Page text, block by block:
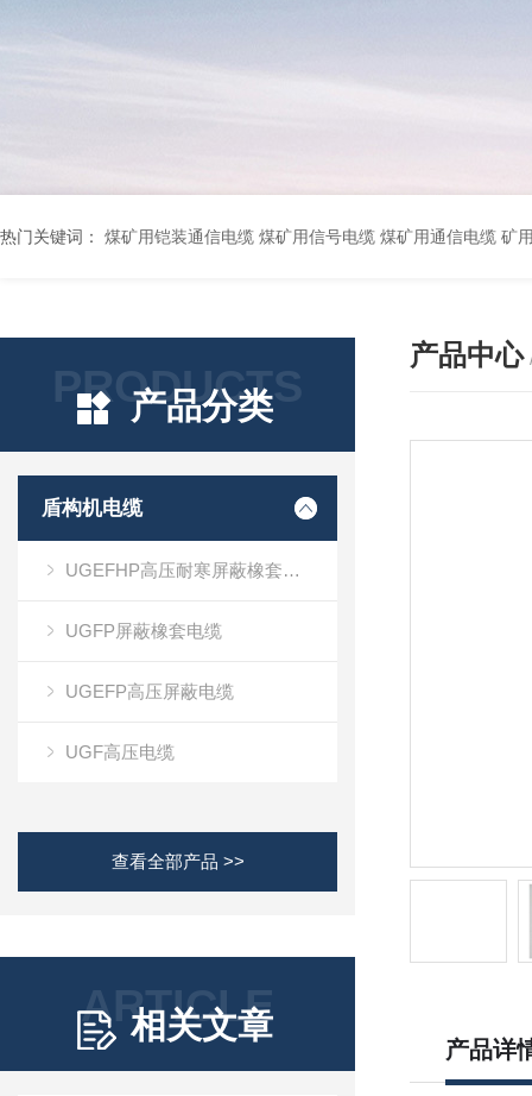
热门关键词： 煤矿用铠装通信电缆 煤矿用信号电缆 煤矿用通信电缆 矿用阻燃通信电缆 矿用监控电缆 矿用通信电缆 橡套软电缆YZ-3*1.5+1 YCW橡胶电缆3*10+1*6 船用橡套软电缆CEFR-3*2.5 煤矿用移动橡套软电缆MY3*4+1*4
PRODUCTS
产品分类
盾构机电缆
UGEFHP高压耐寒屏蔽橡套电缆
UGFP屏蔽橡套电缆
UGEFP高压屏蔽电缆
UGF高压电缆
查看全部产品 >>
ARTICLE
相关文章
产品中心
产品详